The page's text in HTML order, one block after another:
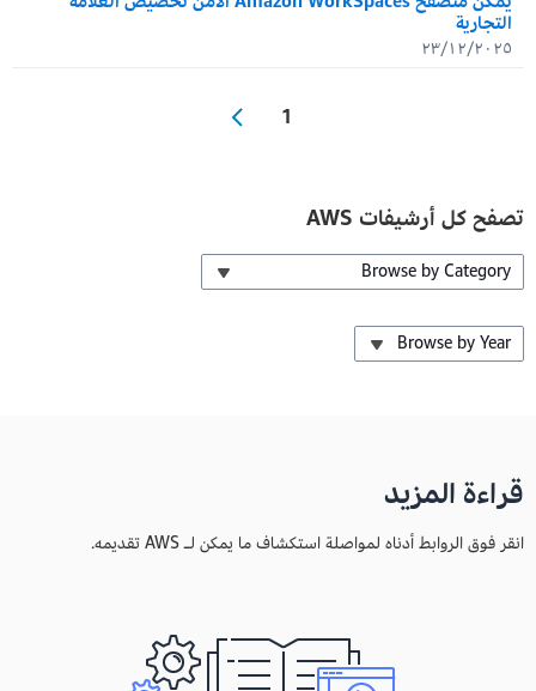
التجارية
٢٣/١٢/٢٠٢٥
1
تصفح كل أرشيفات AWS
Browse by Category
Browse by Year
قراءة المزيد
انقر فوق الروابط أدناه لمواصلة استكشاف ما يمكن لـ AWS تقديمه.